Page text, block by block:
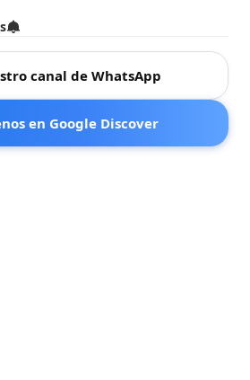
canal de WhatsApp
en Google Discover